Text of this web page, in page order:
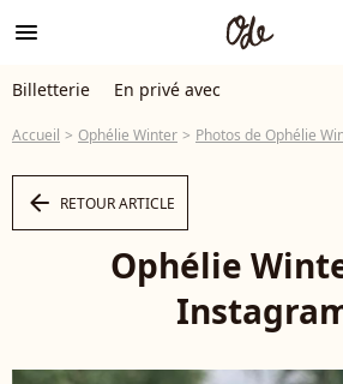
menu
Billetterie En privé avec
Accueil Ophélie Winter Photos de Ophélie
arrow_left RETOUR ARTICLE
Ophélie